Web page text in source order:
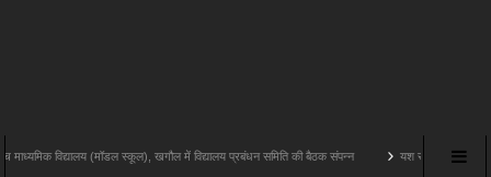
(मॉडल स्कूल), खगौल में विद्यालय प्रबंधन समिति की बैठक संपन्न यश राज फिल्म्स और पोशम पा पिक्चर्स